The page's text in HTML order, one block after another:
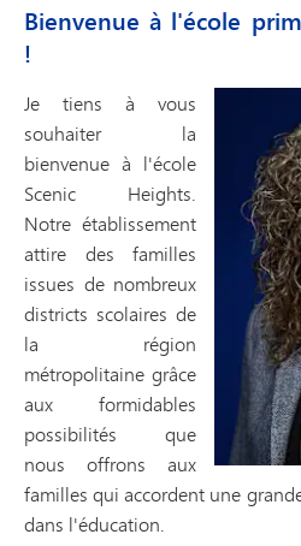
Bienvenue à l'école
!
Je tiens à vous
souhaiter la
bienvenue à l'école
Scenic Heights.
Notre établissement
attire des familles
issues de nombreux
districts scolaires de
la région
métropolitaine grâce
aux formidables
possibilités que
nous offrons aux
familles qui accordent une
dans l'éducation.